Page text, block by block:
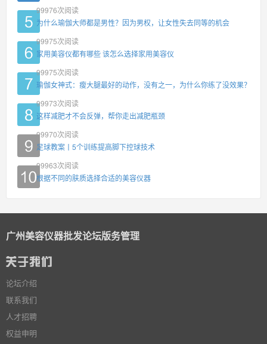
99976次阅读
为什么瑜伽大师都是男性？因为男权，让女性失去同等的机会
99975次阅读
家用美容仪都有哪些 该怎么选择家用美容仪
99975次阅读
瑜伽女神式：瘦大腿最好的动作，没有之一，为什么你练了没效果？
99973次阅读
这样减肥才不会反弹，帮你走出减肥瓶颈
99970次阅读
足球教案丨5个训练提高脚下控球技术
99963次阅读
根据不同的肤质选择合适的美容仪器
广州美容仪器批发论坛版务管理
论坛介绍
联系我们
人才招聘
权益申明